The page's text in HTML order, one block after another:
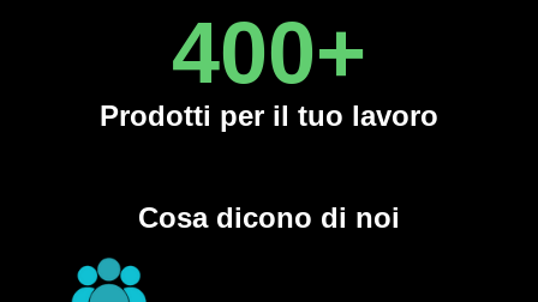
450+
Prodotti per il tuo lavoro
Cosa dicono di noi